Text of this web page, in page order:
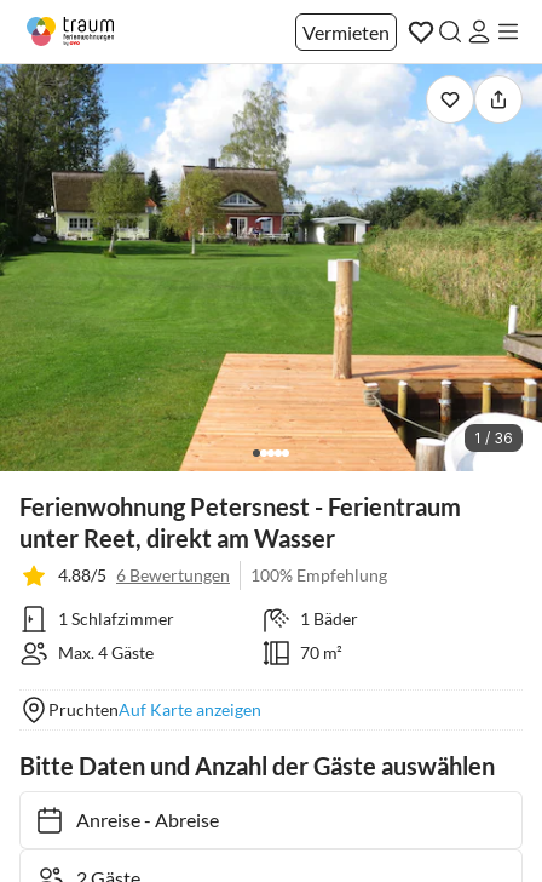
Vermieten
1 / 36
Ferienwohnung Petersnest - Ferientraum
unter Reet, direkt am Wasser
4.88/5 6 Bewertungen 100% Empfehlung
1 Schlafzimmer
1 Bäder
Max. 4 Gäste
70 m²
PruchtenAuf Karte anzeigen
Bitte Daten und Anzahl der Gäste auswählen
Anreise- Abreise